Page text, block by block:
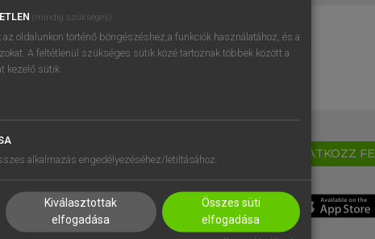
BEÁLLÍTÁSOK
IRATKOZZ
(mindig szükséges)
oldalunkon történő böngészéshez,a funkciók használatához, és a
A feltétlenül szükséges sütik közé tartoznak többek között a
kezelő sütik.
alkalmazás engedélyezéséhez/letiltásához.
Kiválasztottak
elfogadása
Összes süti
elfogadása